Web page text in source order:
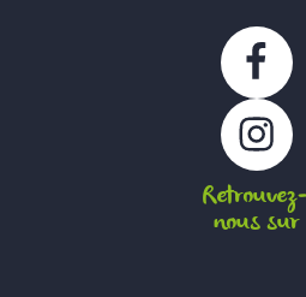
nous sur
Facebook
Instagram